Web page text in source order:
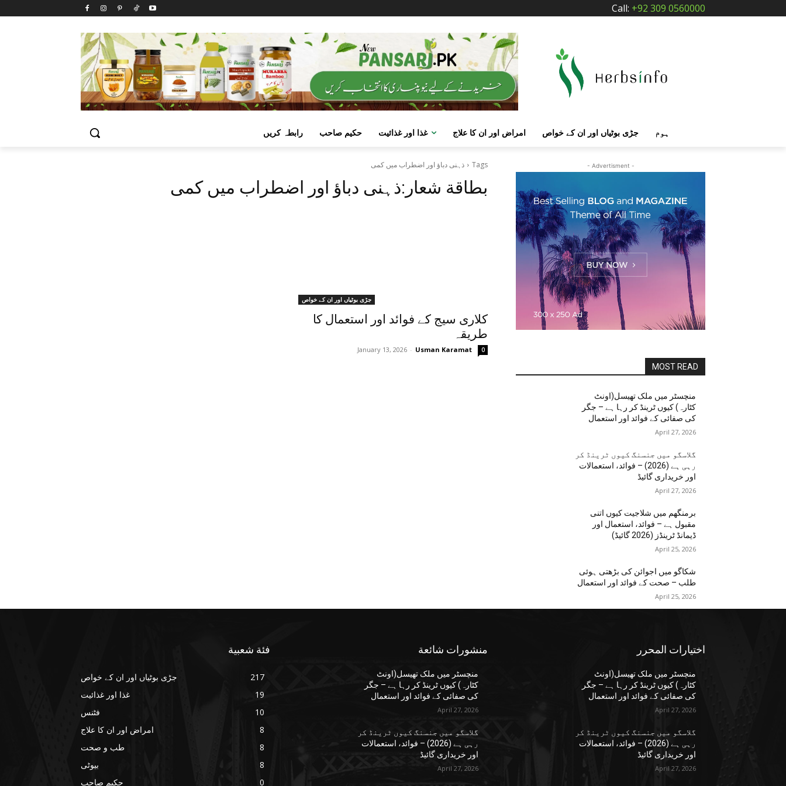
Call: +92 309 0560000
رابطہ کریں حکیم صاحب غذا اور غذائیت امراض اور ان کا علاج جڑی بوٹیاں اور ان کے خواص ہوم
Tags ذہنی دباؤ اور اضطراب میں کمی
بطاقة شعار:ذہنی دباؤ اور اضطراب میں کمی
جڑی بوٹیاں اور ان کے خواص
کلاری سیج کے فوائد اور استعمال کا
طریقہ
Usman Karamat
-
January 13, 2026 0
- Advertisment -
MOST READ
منچسٹر میں ملک تھیسل(اونٹ
کٹارہ) کیوں ٹرینڈ کر رہا ہے – جگر
کی صفائی کے فوائد اور استعمال
April 27, 2026
گلاسگو میں جنسنگ کیوں ٹرینڈ کر
رہی ہے (2026) – فوائد، استعمالات
اور خریداری گائیڈ
April 27, 2026
برمنگھم میں شلاجیت کیوں اتنی
مقبول ہے – فوائد، استعمال اور
ڈیمانڈ ٹرینڈز (2026 گائیڈ)
April 25, 2026
شکاگو میں اجوائن کی بڑھتی ہوئی
طلب – صحت کے فوائد اور استعمال
April 25, 2026
اختيارات المحرر
منچسٹر میں ملک تھیسل(اونٹ
کٹارہ) کیوں ٹرینڈ کر رہا ہے – جگر
کی صفائی کے فوائد اور استعمال
April 27, 2026
گلاسگو میں جنسنگ کیوں ٹرینڈ کر
رہی ہے (2026) – فوائد، استعمالات
اور خریداری گائیڈ
April 27, 2026
منشورات شائعة
منچسٹر میں ملک تھیسل(اونٹ
کٹارہ) کیوں ٹرینڈ کر رہا ہے – جگر
کی صفائی کے فوائد اور استعمال
April 27, 2026
گلاسگو میں جنسنگ کیوں ٹرینڈ کر
رہی ہے (2026) – فوائد، استعمالات
اور خریداری گائیڈ
April 27, 2026
فئة شعبية
جڑی بوٹیاں اور ان کے خواص
217
غذا اور غذائیت
19
فٹنس
10
امراض اور ان کا علاج
8
طب و صحت
8
بیوٹی
8
حکیم صاحب
0